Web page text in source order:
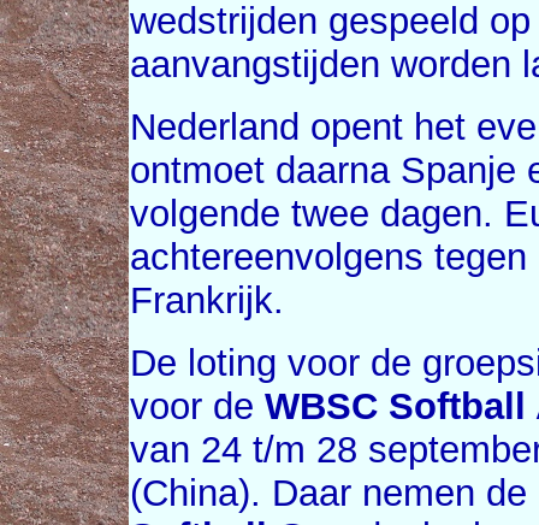
wedstrijden gespeeld
aanvangstijden worden
Nederland opent het
ontmoet daarna Spanje
volgende twee dagen.
achtereenvolgens
Frankrijk.
De loting voor de
voor de WBSC
van 24 t/m 28
(China). Daar nemen